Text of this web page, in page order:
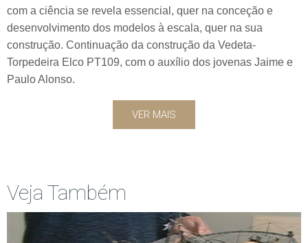
com a ciência se revela essencial, quer na conceção e
desenvolvimento dos modelos à escala, quer na sua
construção. Continuação da construção da Vedeta-
Torpedeira Elco PT109, com o auxílio dos jovenas Jaime e
Paulo Alonso.
VER MAIS
Veja Também